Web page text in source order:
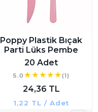
Poppy Plastik Bıçak
Parti Lüks Pembe
20 Adet
5.0 (1)
24,36 TL
1,22 TL / Adet